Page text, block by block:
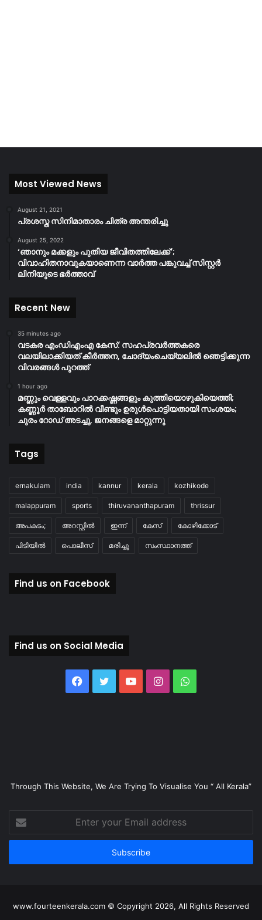
Most Viewed News
August 21, 2021
പ്രശസ്ത സിനിമാതാരം ചിത്ര അന്തരിച്ചു
August 25, 2022
‘ഞാനും മക്കളും പുതിയ ജീവിതത്തിലേക്ക്’;
വിവാഹിതനാവുകയാണെന്ന വാർത്ത പങ്കുവച്ച് സിസ്റ്റർ
ലിനിയുടെ ഭർത്താവ്
Recent New
35 minutes ago
വടകര എംഡിഎംഎ കേസ്: സഹപ്രവർത്തകരെ
വലയിലാക്കിയത് കീർത്തന, ചോദ്യംചെയ്യലിൽ ഞെട്ടിക്കുന്ന
വിവരങ്ങൾ പുറത്ത്
1 hour ago
മണ്ണും വെള്ളവും പാറക്കഷ്ണങ്ങളും കുത്തിയൊഴുകിയെത്തി;
കണ്ണൂർ താബോറിൽ വീണ്ടും ഉരുൾപൊട്ടിയതായി സംശയം;
ചുരം റോഡ് അടച്ചു, ജനങ്ങളെ മാറ്റുന്നു
Tags
ernakulam india kannur kerala kozhikode
malappuram sports thiruvananthapuram thrissur
അപകടം; അറസ്റ്റിൽ ഇന്ന് കേസ് കോഴിക്കോട്
പിടിയിൽ പൊലീസ് മരിച്ചു സംസ്ഥാനത്ത്
Find us on Facebook
Find us on Social Media
Facebook
TwitterYouTubeInstagramWhatsApp
Through This Website, We Are Trying To Visualise You “ All Kerala”
your
Email
www.fourteenkerala.com © Copyright 2026, All Rights Reserved